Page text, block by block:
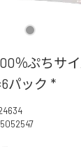
％ぷちサ
パック *